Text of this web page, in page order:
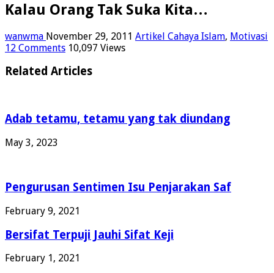
Kalau Orang Tak Suka Kita…
wanwma November 29, 2011 Artikel Cahaya Islam, Motivasi
12 Comments 10,097 Views
Related Articles
Adab tetamu, tetamu yang tak diundang
May 3, 2023
Pengurusan Sentimen Isu Penjarakan Saf
February 9, 2021
Bersifat Terpuji Jauhi Sifat Keji
February 1, 2021